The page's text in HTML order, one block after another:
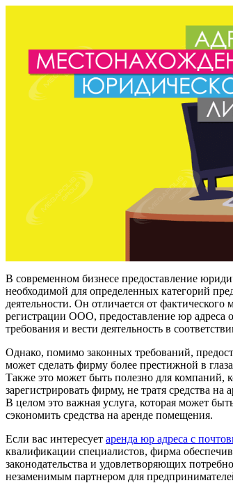
В современном бизнесе предоставление
необходимой для определенных категорий
деятельности. Он отличается от
регистрации ООО, предоставление юр адреса
требования и вести деятельность в
Однако, помимо законных требований,
может сделать фирму более престижной в
Также это может быть полезно для компаний,
зарегистрировать фирму, не тратя средства на
В целом это важная услуга, которая может
сэкономить средства на аренде помещения.
Если вас интересует аренда юр адреса с
квалификации специалистов, фирма
законодательства и удовлетворяющих
незаменимым партнером для